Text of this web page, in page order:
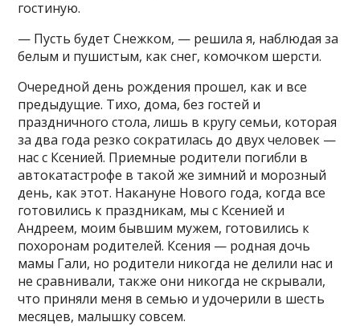
гостиную.
— Пусть будет Снежком, — решила я, наблюдая за
белым и пушистым, как снег, комочком шерсти.
Очередной день рождения прошел, как и все
предыдущие. Тихо, дома, без гостей и
праздничного стола, лишь в кругу семьи, которая
за два года резко сократилась до двух человек —
нас с Ксенией. Приемные родители погибли в
автокатастрофе в такой же зимний и морозный
день, как этот. Накануне Нового гoда, когда все
готовились к праздникам, мы с Ксенией и
Андреем, моим бывшим мужем, готовились к
похоронам родителей. Ксения — родная дочь
мамы Гали, но родители никогда не делили нас и
не сравнивали, также они никогда не скрывали,
что приняли меня в семью и удочерили в шесть
месяцев, малышку совсем.